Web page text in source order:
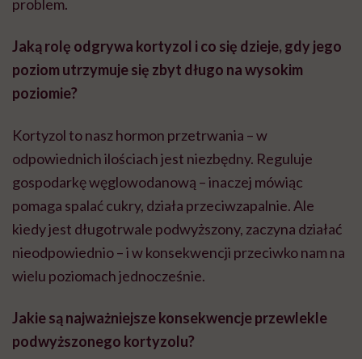
problem.
Jaką rolę odgrywa kortyzol i co się dzieje, gdy jego
poziom utrzymuje się zbyt długo na wysokim
poziomie?
Kortyzol to nasz hormon przetrwania – w
odpowiednich ilościach jest niezbędny. Reguluje
gospodarkę węglowodanową – inaczej mówiąc
pomaga spalać cukry, działa przeciwzapalnie. Ale
kiedy jest długotrwale podwyższony, zaczyna działać
nieodpowiednio – i w konsekwencji przeciwko nam na
wielu poziomach jednocześnie.
Jakie są najważniejsze konsekwencje przewlekle
podwyższonego kortyzolu?